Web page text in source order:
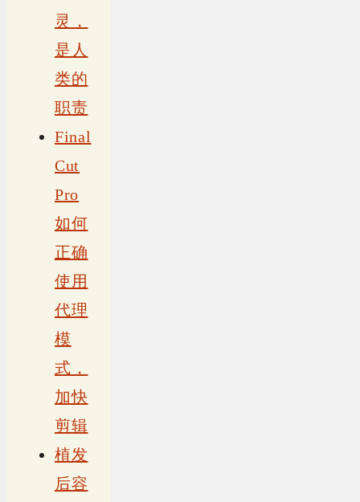
灵，
是人
类的
职责
Final
Cut
Pro
如何
正确
使用
代理
模
式，
加快
剪辑
植发
后容